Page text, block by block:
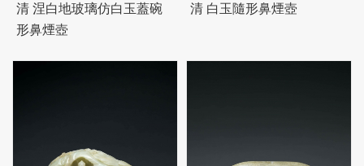
清 涅白地玻璃仿白玉蓋碗
形鼻煙壺
清 白玉隨形鼻煙壺